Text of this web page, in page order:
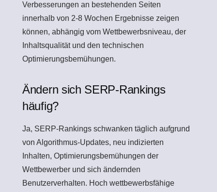
Verbesserungen an bestehenden Seiten
innerhalb von 2-8 Wochen Ergebnisse zeigen
können, abhängig vom Wettbewerbsniveau, der
Inhaltsqualität und den technischen
Optimierungsbemühungen.
Ändern sich SERP-Rankings
häufig?
Ja, SERP-Rankings schwanken täglich aufgrund
von Algorithmus-Updates, neu indizierten
Inhalten, Optimierungsbemühungen der
Wettbewerber und sich ändernden
Benutzerverhalten. Hoch wettbewerbsfähige